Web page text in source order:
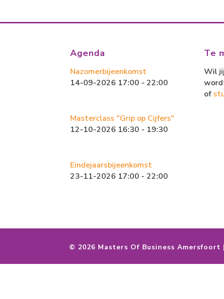
Agenda
Nazomerbijeenkomst
14-09-2026 17:00 - 22:00
Masterclass "Grip op Cijfers"
12-10-2026 16:30 - 19:30
Eindejaarsbijeenkomst
23-11-2026 17:00 - 22:00
Te
Wil
of
© 2026 Masters Of Business